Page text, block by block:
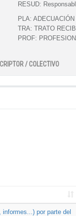
RESUD:
PLA:
TRA: TRATO
PROF:
/ COLECTIVO
por parte del